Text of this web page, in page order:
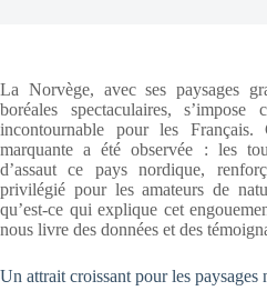
La Norvège, avec ses paysages
boréales spectaculaires, s’impose
incontournable pour les Français.
marquante a été observée : les
d’assaut ce pays nordique,
privilégié pour les amateurs de
qu’est-ce qui explique cet
nous livre des données et des
Un attrait croissant pour les paysages